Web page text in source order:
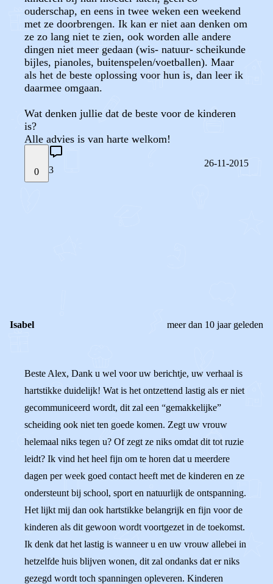
ouderschap, en eens in twee weken een weekend
met ze doorbrengen. Ik kan er niet aan denken om
ze zo lang niet te zien, ook worden alle andere
dingen niet meer gedaan (wis- natuur- scheikunde
bijles, pianoles, buitenspelen/voetballen). Maar
als het de beste oplossing voor hun is, dan leer ik
daarmee omgaan.
Wat denken jullie dat de beste voor de kinderen
is?
Alle advies is van harte welkom!
0 3
26-11-2015
Isabel meer dan 10 jaar geleden
Beste Alex, Dank u wel voor uw berichtje, uw verhaal is
hartstikke duidelijk! Wat is het ontzettend lastig als er niet
gecommuniceerd wordt, dit zal een “gemakkelijke”
scheiding ook niet ten goede komen. Zegt uw vrouw
helemaal niks tegen u? Of zegt ze niks omdat dit tot ruzie
leidt? Ik vind het heel fijn om te horen dat u meerdere
dagen per week goed contact heeft met de kinderen en ze
ondersteunt bij school, sport en natuurlijk de ontspanning.
Het lijkt mij dan ook hartstikke belangrijk en fijn voor de
kinderen als dit gewoon wordt voortgezet in de toekomst.
Ik denk dat het lastig is wanneer u en uw vrouw allebei in
hetzelfde huis blijven wonen, dit zal ondanks dat er niks
gezegd wordt toch spanningen opleveren. Kinderen